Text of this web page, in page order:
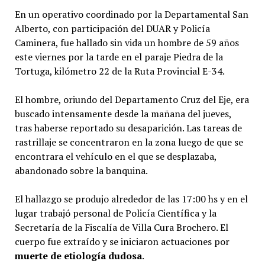
En un operativo coordinado por la Departamental San
Alberto, con participación del DUAR y Policía
Caminera, fue hallado sin vida un hombre de 59 años
este viernes por la tarde en el paraje Piedra de la
Tortuga, kilómetro 22 de la Ruta Provincial E-34.
El hombre, oriundo del Departamento Cruz del Eje, era
buscado intensamente desde la mañana del jueves,
tras haberse reportado su desaparición. Las tareas de
rastrillaje se concentraron en la zona luego de que se
encontrara el vehículo en el que se desplazaba,
abandonado sobre la banquina.
El hallazgo se produjo alrededor de las 17:00 hs y en el
lugar trabajó personal de Policía Científica y la
Secretaría de la Fiscalía de Villa Cura Brochero. El
cuerpo fue extraído y se iniciaron actuaciones por
muerte de etiología dudosa.